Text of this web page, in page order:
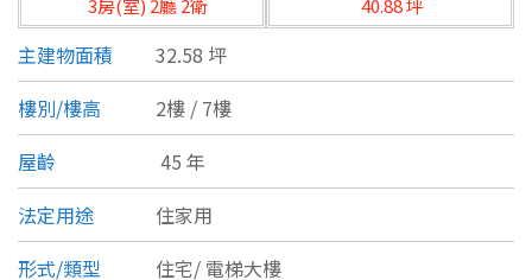
宜蘭縣
桃園市
新竹市
新竹縣
苗栗縣
類型(可複選)
不拘 公寓 電梯大樓 套房
別墅 透天厝 樓中樓 華廈
農舍 辦公 店面 工廠
3房(室) 2廳 2衛
40.88 坪
主建物面積
32.58 坪
樓別/樓高
2樓 / 7樓
屋齡
45 年
法定用途
住家用
形式/類型
住宅/ 電梯大樓